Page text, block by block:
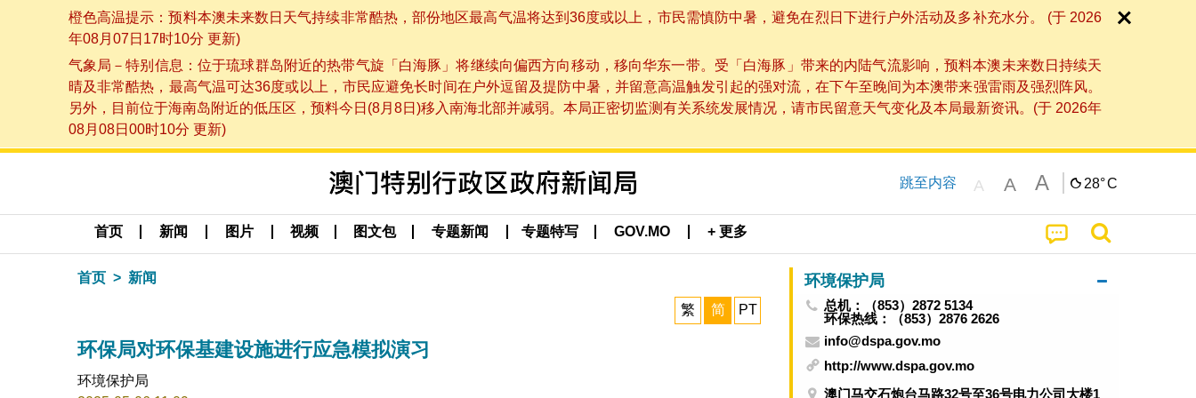
橙色高温提示：预料本澳未来数日天气持续非常酷热，部份地区最高气温将达到36度或以上，市民需慎防中暑，避免在烈日下进行户外活动及多补充水分。 (于 2026
年08月07日17时10分 更新)
气象局－特别信息：位于琉球群岛附近的热带气旋「白海豚」将继续向偏西方向移动，移向华东一带。受「白海豚」带来的内陆气流影响，预料本澳未来数日持续天
晴及非常酷热，最高气温可达36度或以上，市民应避免长时间在户外逗留及提防中暑，并留意高温触发引起的强对流，在下午至晚间为本澳带来强雷雨及强烈阵风。
另外，目前位于海南岛附近的低压区，预料今日(8月8日)移入南海北部并减弱。本局正密切监测有关系统发展情况，请市民留意天气变化及本局最新资讯。(于 2026年
08月08日00时10分 更新)
跳至内容 A A A 28°C
首页 新闻 图片 视频 图文包 专题新闻 专题特写 GOV.MO + 更多
首页 新闻
繁 简 PT
环保局对环保基建设施进行应急模拟演习
环境保护局
环境保护局
总机：（853）2872 5134
环保热线：（853）2876 2626
info@dspa.gov.mo
http://www.dspa.gov.mo
澳门马交石炮台马路32号至36号电力公司大楼1